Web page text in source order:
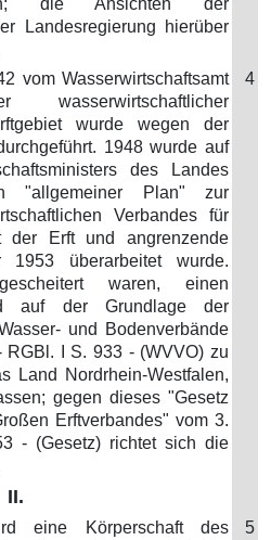
die Ansichten der
Landesregierung hierüber
vom Wasserwirtschaftsamt
wasserwirtschaftlicher
wurde wegen der
1948 wurde auf
des Landes
"allgemeiner Plan" zur
Verbandes für
der Erft und angrenzende
1953 überarbeitet wurde.
waren, einen
auf der Grundlage der
und Bodenverbände
I S. 933 - (WVVO) zu
Land Nordrhein-Westfalen,
gegen dieses "Gesetz
Erftverbandes" vom 3.
- (Gesetz) richtet sich die
4
II.
eine Körperschaft des
5